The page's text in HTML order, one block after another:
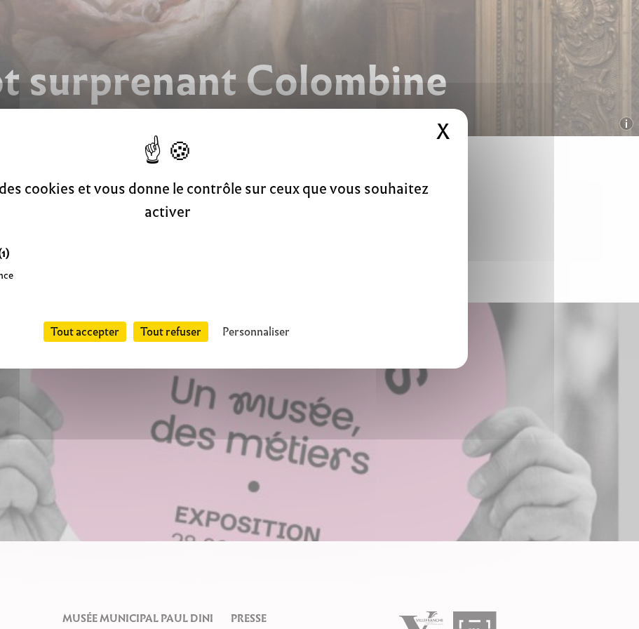
cookies et vous donne le contrôle sur ceux que vous souhaitez
activer
Tout accepter Tout refuser Personnaliser
X Masquer le
surprenant Colombine
Pierrot surprenant Colombine
MUSÉE MUNICIPAL PAUL DINI
PRESSE